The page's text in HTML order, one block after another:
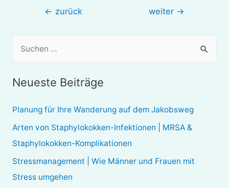
Beitragsnavigation
← zurück weiter →
e
n
n
Neueste Beiträge
Planung für Ihre Wanderung auf dem Jakobsweg
Arten von Staphylokokken-Infektionen | MRSA &
Staphylokokken-Komplikationen
Stressmanagement | Wie Männer und Frauen mit
Stress umgehen